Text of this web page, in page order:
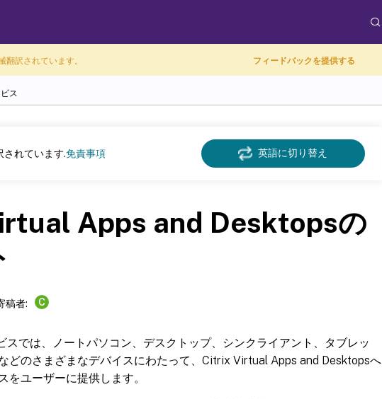
翻訳されています。 フィードバックを提供する
ス
されています.免責事項 英語に切り替え
Apps and Desktopsの
稿者: C
では、ノートパソコン、デスクトップ、シンクライアント、タブレッ
どのさまざまなデバイスにわたって、Citrix Virtual Apps and Desktopsへ
をユーザーに提供します。